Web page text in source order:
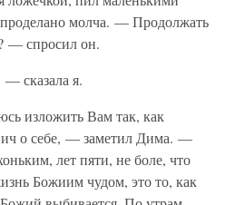
молча. — Продолжать
— спросил он.
сказала я.
изложить Вам так, как
о себе, — заметил Дима. —
лет пяти, не боле, что
Божиим чудом, это то, как